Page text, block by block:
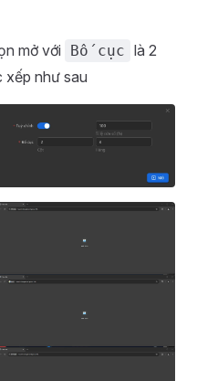
mở với Bố cục là 2
xếp như sau